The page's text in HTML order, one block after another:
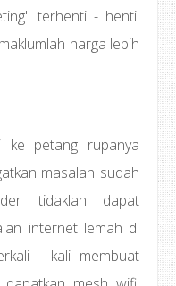
terhenti - henti.
harga lebih
ke petang rupanya
masalah sudah
tidaklah dapat
internet lemah di
- kali membuat